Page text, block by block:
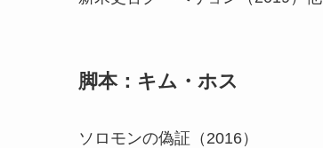
脚本：キム・ホス
ソロモンの偽証（2016）